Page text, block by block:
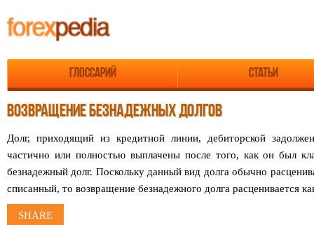
Глоссарий Статьи
ВОЗВРАЩЕНИЕ БЕЗНАДЕЖНЫХ ДОЛГОВ
Долг, приходящий из кредитной линии, дебиторской
частично или полностью выплачены после того, как он был
безнадежный долг. Поскольку данный вид долга обычно
списанный, то возвращение безнадежного долга расценивается
SHARE